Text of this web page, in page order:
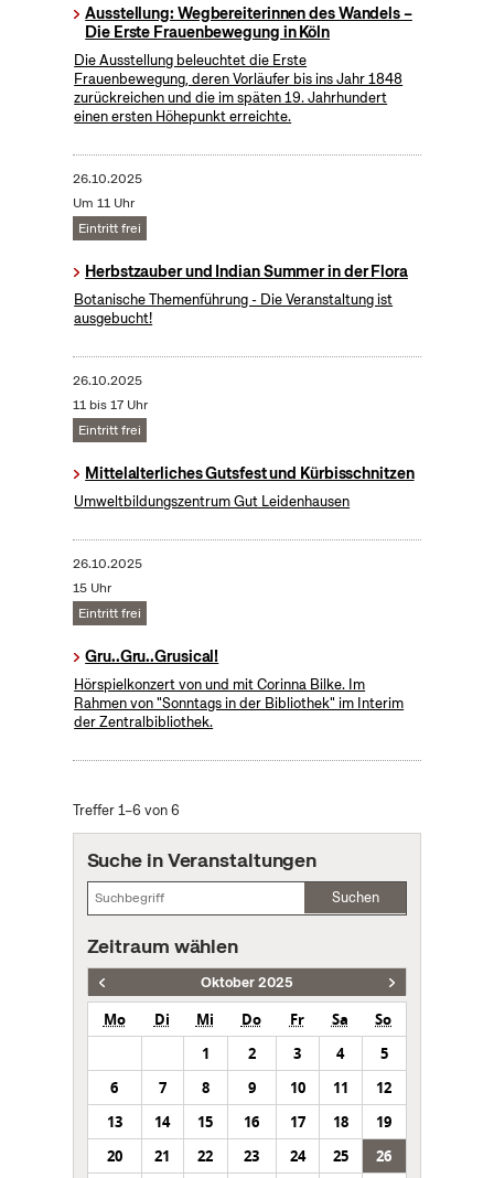
Ausstellung: Wegbereiterinnen des Wandels –
Die Erste Frauenbewegung in Köln
Die Ausstellung beleuchtet die Erste
Frauenbewegung, deren Vorläufer bis ins Jahr 1848
zurückreichen und die im späten 19. Jahrhundert
einen ersten Höhepunkt erreichte.
26.10.2025
Um 11 Uhr
Eintritt frei
Herbstzauber und Indian Summer in der Flora
Botanische Themenführung - Die Veranstaltung ist
ausgebucht!
26.10.2025
11 bis 17 Uhr
Eintritt frei
Mittelalterliches Gutsfest und Kürbisschnitzen
Umweltbildungszentrum Gut Leidenhausen
26.10.2025
15 Uhr
Eintritt frei
Gru..Gru..Grusical!
Hörspielkonzert von und mit Corinna Bilke. Im
Rahmen von "Sonntags in der Bibliothek" im Interim
der Zentralbibliothek.
Treffer 1–6 von 6
Suche in Veranstaltungen
Suchen
Zeitraum wählen
Oktober 2025
Mo Di Mi Do Fr Sa
So
1
2 3 4
5
6
7 8 9 10 11
12
13
14 15 16 17 18
19
20
21 22 23 24 25
26